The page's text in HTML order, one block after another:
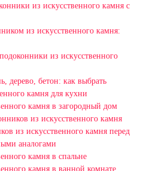
из искусственного камня с
из искусственного камня:
из искусственного
дерево, бетон: как выбрать
камня для кухни
камня в загородный дом
из искусственного камня
из искусственного камня перед
аналогами
камня в спальне
камня в ванной комнате